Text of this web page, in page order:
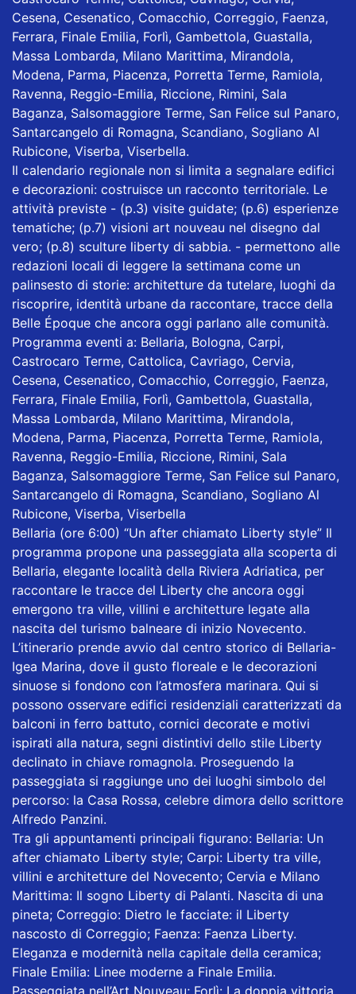
Cesena, Cesenatico, Comacchio, Correggio, Faenza,
Ferrara, Finale Emilia, Forlì, Gambettola, Guastalla,
Massa Lombarda, Milano Marittima, Mirandola,
Modena, Parma, Piacenza, Porretta Terme, Ramiola,
Ravenna, Reggio-Emilia, Riccione, Rimini, Sala
Baganza, Salsomaggiore Terme, San Felice sul Panaro,
Santarcangelo di Romagna, Scandiano, Sogliano Al
Rubicone, Viserba, Viserbella.
Il calendario regionale non si limita a segnalare edifici
e decorazioni: costruisce un racconto territoriale. Le
attività previste - (p.3) visite guidate; (p.6) esperienze
tematiche; (p.7) visioni art nouveau nel disegno dal
vero; (p.8) sculture liberty di sabbia. - permettono alle
redazioni locali di leggere la settimana come un
palinsesto di storie: architetture da tutelare, luoghi da
riscoprire, identità urbane da raccontare, tracce della
Belle Époque che ancora oggi parlano alle comunità.
Programma eventi a: Bellaria, Bologna, Carpi,
Castrocaro Terme, Cattolica, Cavriago, Cervia,
Cesena, Cesenatico, Comacchio, Correggio, Faenza,
Ferrara, Finale Emilia, Forlì, Gambettola, Guastalla,
Massa Lombarda, Milano Marittima, Mirandola,
Modena, Parma, Piacenza, Porretta Terme, Ramiola,
Ravenna, Reggio-Emilia, Riccione, Rimini, Sala
Baganza, Salsomaggiore Terme, San Felice sul Panaro,
Santarcangelo di Romagna, Scandiano, Sogliano Al
Rubicone, Viserba, Viserbella
Bellaria (ore 6:00) “Un after chiamato Liberty style” Il
programma propone una passeggiata alla scoperta di
Bellaria, elegante località della Riviera Adriatica, per
raccontare le tracce del Liberty che ancora oggi
emergono tra ville, villini e architetture legate alla
nascita del turismo balneare di inizio Novecento.
L’itinerario prende avvio dal centro storico di Bellaria-
Igea Marina, dove il gusto floreale e le decorazioni
sinuose si fondono con l’atmosfera marinara. Qui si
possono osservare edifici residenziali caratterizzati da
balconi in ferro battuto, cornici decorate e motivi
ispirati alla natura, segni distintivi dello stile Liberty
declinato in chiave romagnola. Proseguendo la
passeggiata si raggiunge uno dei luoghi simbolo del
percorso: la Casa Rossa, celebre dimora dello scrittore
Alfredo Panzini.
Tra gli appuntamenti principali figurano: Bellaria: Un
after chiamato Liberty style; Carpi: Liberty tra ville,
villini e architetture del Novecento; Cervia e Milano
Marittima: Il sogno Liberty di Palanti. Nascita di una
pineta; Correggio: Dietro le facciate: il Liberty
nascosto di Correggio; Faenza: Faenza Liberty.
Eleganza e modernità nella capitale della ceramica;
Finale Emilia: Linee moderne a Finale Emilia.
Passeggiata nell’Art Nouveau; Forlì: La doppia vittoria